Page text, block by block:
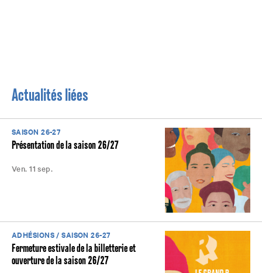
Actualités liées
SAISON 26-27
Présentation de la saison 26/27
Ven. 11 sep.
ADHÉSIONS / SAISON 26-27
Fermeture estivale de la billetterie et
ouverture de la saison 26/27